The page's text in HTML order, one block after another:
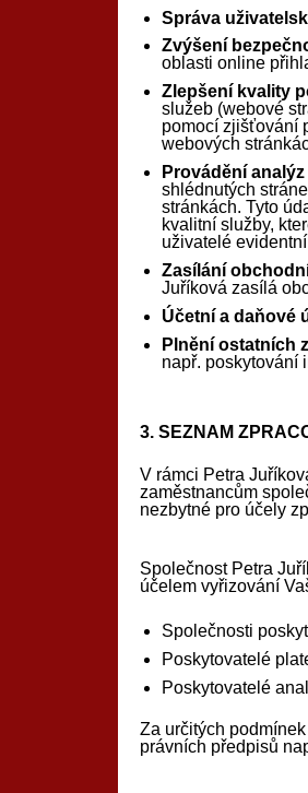
Správa
Zvýšení
oblasti online
Zlepšení kvality
služeb (webové
pomocí zjišťování
webových
Provádění
shlédnutých
stránkách. Tyto
kvalitní služby,
uživatelé
Zasílání
Juříková zasílá
Účetní a daňové
Plnění ostatních
např. poskytování
3. SEZNAM
V rámci Petra
zaměstnancům
nezbytné pro účely
Společnost Petra
účelem vyřizování
Společnosti
Poskytovatelé
Poskytovatelé
Za určitých
právních předpisů